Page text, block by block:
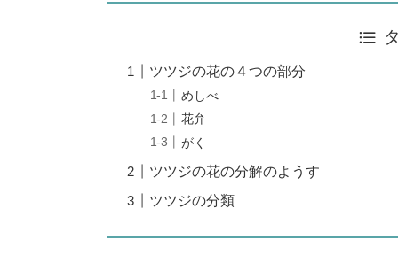
ツツジの花の４つの部分
めしべ
花弁
がく
ツツジの花の分解のようす
ツツジの分類